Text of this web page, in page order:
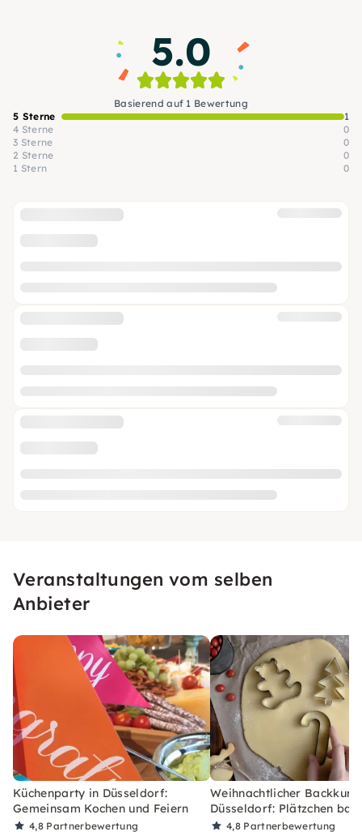
5.0
Basierend auf 1 Bewertung
5 Sterne
1
4 Sterne
0
3 Sterne
0
2 Sterne
0
1 Stern
0
Veranstaltungen vom selben
Anbieter
Küchenparty in Düsseldorf:
Gemeinsam Kochen und Feiern
4,8 Partnerbewertung
Weihnachtlicher Backkurs
Düsseldorf: Plätzchen
4,8 Partnerbewertung